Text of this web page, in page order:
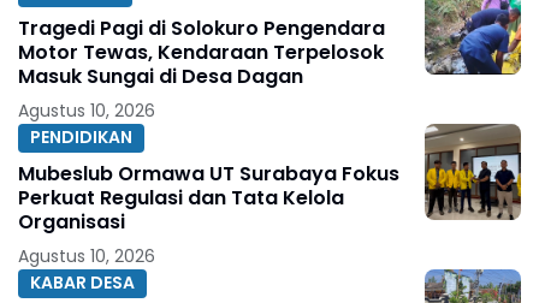
Tragedi Pagi di Solokuro Pengendara
Motor Tewas, Kendaraan Terpelosok
Masuk Sungai di Desa Dagan
Agustus 10, 2026
PENDIDIKAN
Mubeslub Ormawa UT Surabaya Fokus
Perkuat Regulasi dan Tata Kelola
Organisasi
Agustus 10, 2026
KABAR DESA